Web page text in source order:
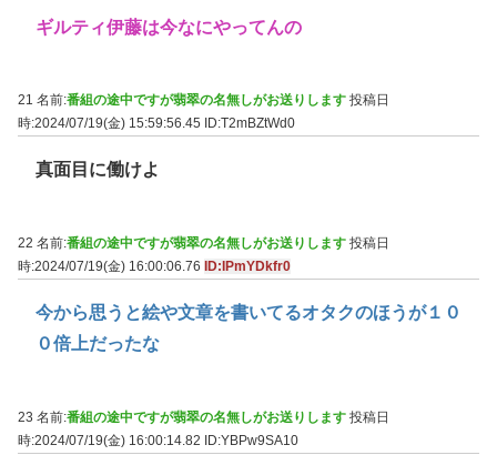
ギルティ伊藤は今なにやってんの
21 名前:番組の途中ですが翡翠の名無しがお送りします 投稿日
時:2024/07/19(金) 15:59:56.45
ID:T2mBZtWd0
真面目に働けよ
22 名前:番組の途中ですが翡翠の名無しがお送りします 投稿日
時:2024/07/19(金) 16:00:06.76
ID:IPmYDkfr0
今から思うと絵や文章を書いてるオタクのほうが１０
０倍上だったな
23 名前:番組の途中ですが翡翠の名無しがお送りします 投稿日
時:2024/07/19(金) 16:00:14.82 ID:YBPw9SA10